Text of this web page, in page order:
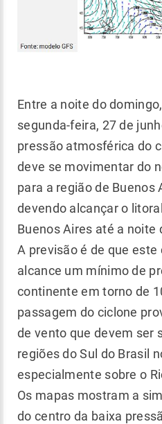
Entre a noite do
segunda-feira, 27 de
pressão atmosférica do
deve se movimentar do
para a região de Buenos
devendo alcançar o
Buenos Aires até a noite
A previsão é de que este
alcance um mínimo de
continente em torno de
passagem do ciclone
de vento que devem ser
regiões do Sul do Brasil
especialmente sobre o
Os mapas mostram a
do centro da baixa